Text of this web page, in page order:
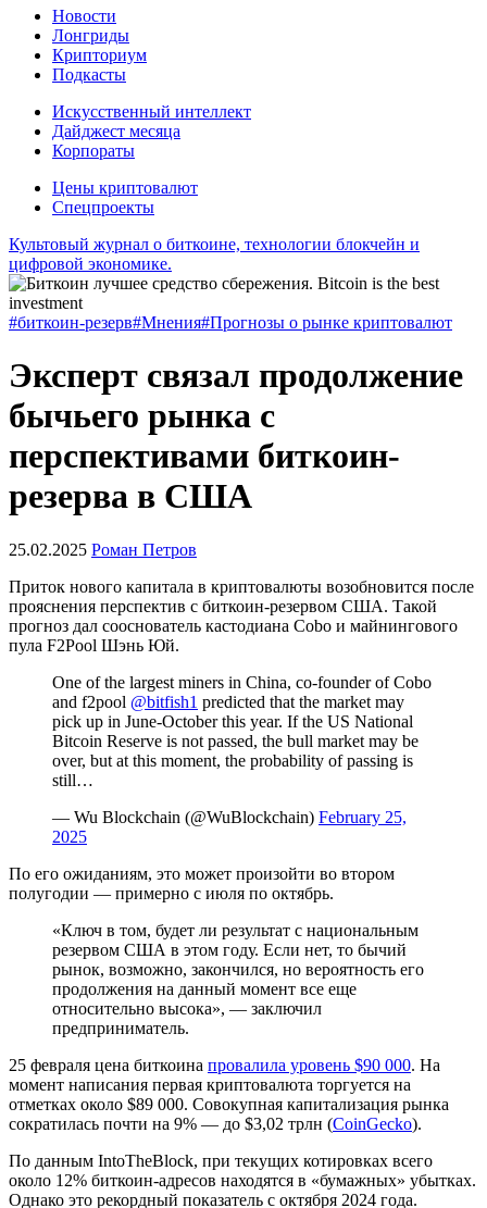
Новости
Лонгриды
Крипториум
Подкасты
Искусственный интеллект
Дайджест месяца
Корпораты
Цены криптовалют
Спецпроекты
Культовый журнал о биткоине, технологии блокчейн и
цифровой экономике.
#биткоин-резерв#Мнения#Прогнозы о рынке криптовалют
Эксперт связал продолжение
бычьего рынка с
перспективами биткоин-
резерва в США
25.02.2025 Роман Петров
Приток нового капитала в криптовалюты возобновится после
прояснения перспектив с биткоин-резервом США. Такой
прогноз дал сооснователь кастодиана Cobo и майнингового
пула F2Pool Шэнь Юй.
One of the largest miners in China, co-founder of Cobo
and f2pool @bitfish1 predicted that the market may
pick up in June-October this year. If the US National
Bitcoin Reserve is not passed, the bull market may be
over, but at this moment, the probability of passing is
still…
— Wu Blockchain (@WuBlockchain) February 25,
2025
По его ожиданиям, это может произойти во втором
полугодии — примерно с июля по октябрь.
«Ключ в том, будет ли результат с национальным
резервом США в этом году. Если нет, то бычий
рынок, возможно, закончился, но вероятность его
продолжения на данный момент все еще
относительно высока», — заключил
предприниматель.
25 февраля цена биткоина провалила уровень $90 000. На
момент написания первая криптовалюта торгуется на
отметках около $89 000. Совокупная капитализация рынка
сократилась почти на 9% — до $3,02 трлн (CoinGecko).
По данным IntoTheBlock, при текущих котировках всего
около 12% биткоин-адресов находятся в «бумажных» убытках.
Однако это рекордный показатель с октября 2024 года.